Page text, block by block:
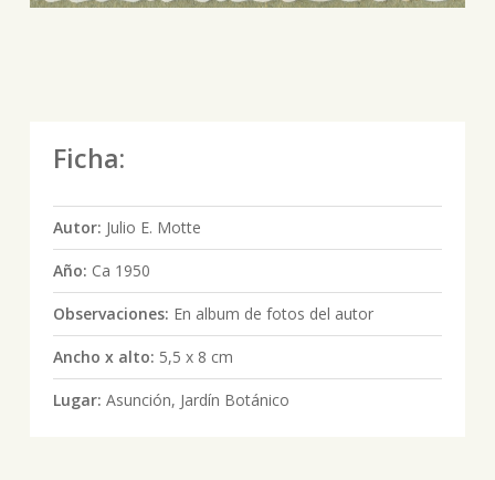
Ficha:
Autor: Julio E. Motte
Año: Ca 1950
Observaciones: En album de fotos del autor
Ancho x alto: 5,5 x 8 cm
Lugar: Asunción, Jardín Botánico